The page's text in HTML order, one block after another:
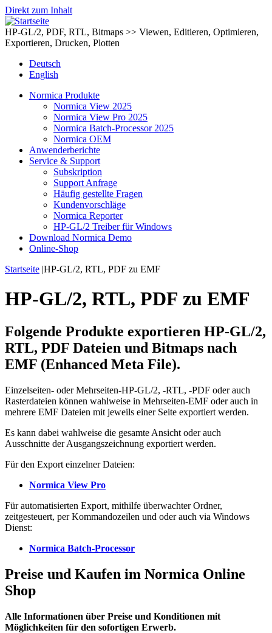
Direkt zum Inhalt
HP-GL/2, PDF, RTL, Bitmaps >> Viewen, Editieren, Optimieren,
Exportieren, Drucken, Plotten
Deutsch
English
Normica Produkte
Normica View 2025
Normica View Pro 2025
Normica Batch-Processor 2025
Normica OEM
Anwenderberichte
Service & Support
Subskription
Support Anfrage
Häufig gestellte Fragen
Kundenvorschläge
Normica Reporter
HP-GL/2 Treiber für Windows
Download Normica Demo
Online-Shop
Startseite |HP-GL/2, RTL, PDF zu EMF
HP-GL/2, RTL, PDF zu EMF
Folgende Produkte exportieren HP-GL/2,
RTL, PDF Dateien und Bitmaps nach
EMF (Enhanced Meta File).
Einzelseiten- oder Mehrseiten-HP-GL/2, -RTL, -PDF oder auch
Rasterdateien können wahlweise in Mehrseiten-EMF oder auch in
mehrere EMF Dateien mit jeweils einer Seite exportiert werden.
Es kann dabei wahlweise die gesamte Ansicht oder auch
Ausschnitte der Ausgangszeichnung exportiert werden.
Für den Export einzelner Dateien:
Normica View Pro
Für automatisierten Export, mithilfe überwachter Ordner,
zeitgesteuert, per Kommandozeilen und oder auch via Windows
Dienst:
Normica Batch-Processor
Preise und Kaufen im Normica Online
Shop
Alle Informationen über Preise und Konditionen mit
Möglichkeiten für den sofortigen Erwerb.